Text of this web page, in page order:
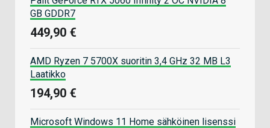
GB GDDR7
449,90 €
AMD Ryzen 7 5700X suoritin 3,4 GHz 32 MB L3
Laatikko
194,90 €
Microsoft Windows 11 Home sähköinen lisenssi